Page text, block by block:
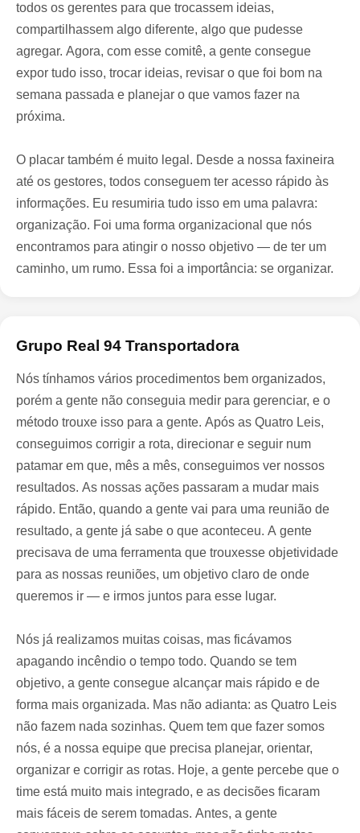
todos os gerentes para que trocassem ideias,
compartilhassem algo diferente, algo que pudesse
agregar. Agora, com esse comitê, a gente consegue
expor tudo isso, trocar ideias, revisar o que foi bom na
semana passada e planejar o que vamos fazer na
próxima.
O placar também é muito legal. Desde a nossa faxineira
até os gestores, todos conseguem ter acesso rápido às
informações. Eu resumiria tudo isso em uma palavra:
organização. Foi uma forma organizacional que nós
encontramos para atingir o nosso objetivo — de ter um
caminho, um rumo. Essa foi a importância: se organizar.
Grupo Real 94 Transportadora
Nós tínhamos vários procedimentos bem organizados,
porém a gente não conseguia medir para gerenciar, e o
método trouxe isso para a gente. Após as Quatro Leis,
conseguimos corrigir a rota, direcionar e seguir num
patamar em que, mês a mês, conseguimos ver nossos
resultados. As nossas ações passaram a mudar mais
rápido. Então, quando a gente vai para uma reunião de
resultado, a gente já sabe o que aconteceu. A gente
precisava de uma ferramenta que trouxesse objetividade
para as nossas reuniões, um objetivo claro de onde
queremos ir — e irmos juntos para esse lugar.
Nós já realizamos muitas coisas, mas ficávamos
apagando incêndio o tempo todo. Quando se tem
objetivo, a gente consegue alcançar mais rápido e de
forma mais organizada. Mas não adianta: as Quatro Leis
não fazem nada sozinhas. Quem tem que fazer somos
nós, é a nossa equipe que precisa planejar, orientar,
organizar e corrigir as rotas. Hoje, a gente percebe que o
time está muito mais integrado, e as decisões ficaram
mais fáceis de serem tomadas. Antes, a gente